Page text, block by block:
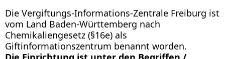
Die Vergiftungs-Informations-Zentrale Freiburg ist
vom Land Baden-Württemberg nach
Chemikaliengesetz (§16e) als
Giftinformationszentrum benannt worden.